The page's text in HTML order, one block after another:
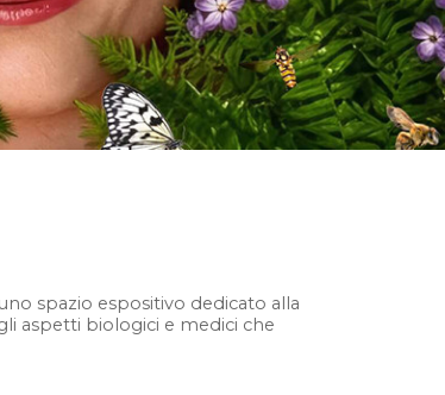
spazio espositivo dedicato alla
aspetti biologici e medici che